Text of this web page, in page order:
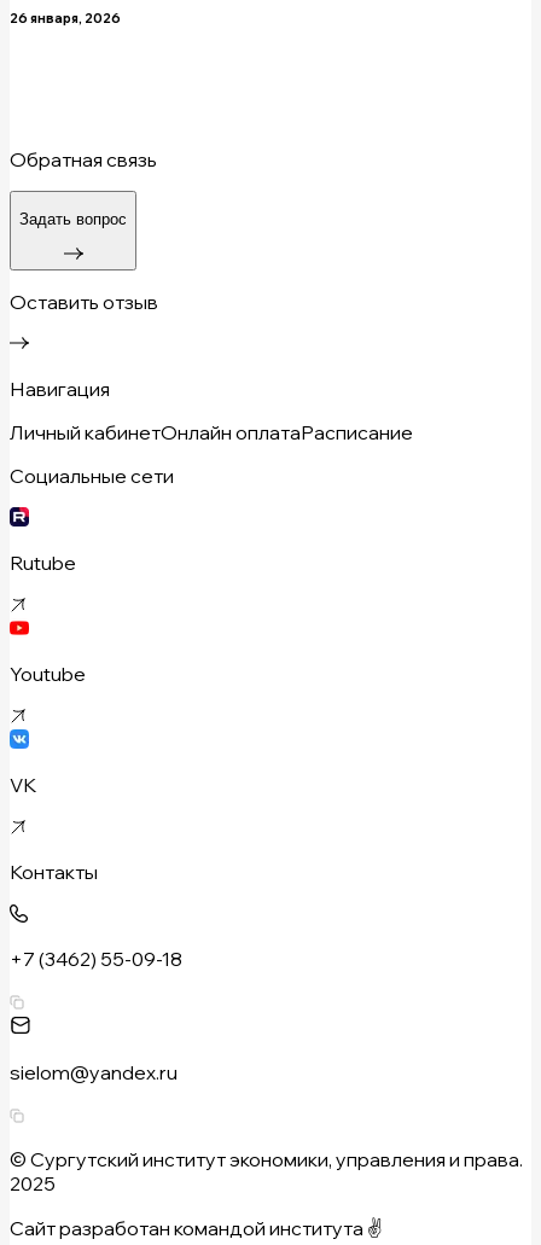
26 января, 2026
Обратная связь
Задать вопрос
Оставить отзыв
Навигация
Личный кабинетОнлайн оплатаРасписание
Социальные сети
Rutube
Youtube
VK
Контакты
+7 (3462) 55-09-18
sielom@yandex.ru
© Сургутский институт экономики, управления и права.
2025
Сайт разработан командой института ✌